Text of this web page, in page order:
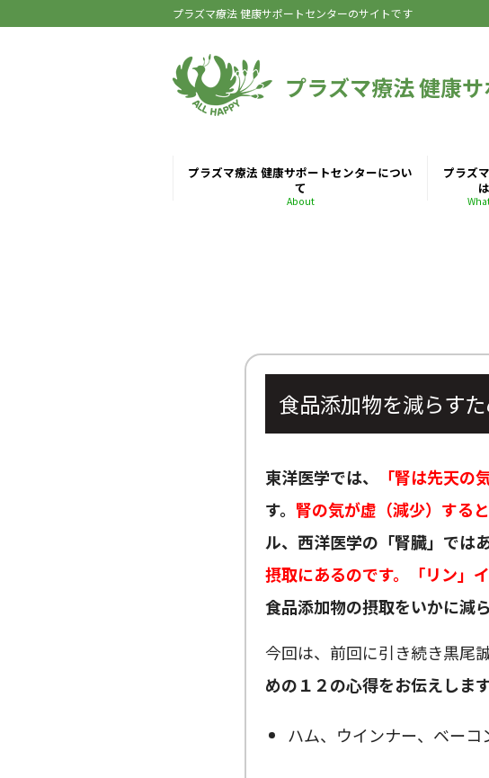
プラズマ療法 健康サポートセンターのサイトです
プラズマ療法 健康
プラズマ療法 健康サポートセンターについ
て
About
プラズ
は
食品添加物を減らす
東洋医学では、 「腎は先天の
す。 腎の気が虚（減少）する
ル、西洋医学の「腎臓」では
摂取にあるのです。「リン」
食品添加物の摂取をいかに減
今回は、前回に引き続き黒尾
めの１２の心得をお伝えします
ハム、ウインナー、ベー